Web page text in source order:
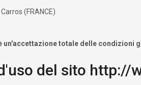
(FRANCE)
un'accettazione totale delle condizioni
del sito http://